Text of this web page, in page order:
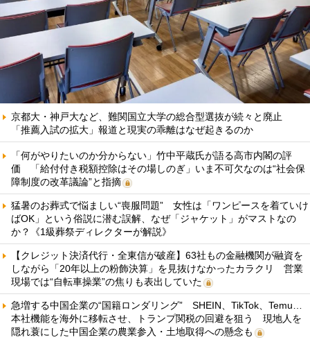
京都大・神戸大など、難関国立大学の総合型選抜が続々と廃止
「推薦入試の拡大」報道と現実の乖離はなぜ起きるのか
「何がやりたいのか分からない」竹中平蔵氏が語る高市内閣の評
価 「給付付き税額控除はその場しのぎ」いま不可欠なのは“社会保
障制度の改革議論”と指摘
猛暑のお葬式で悩ましい“喪服問題” 女性は「ワンピースを着ていけ
ばOK」という俗説に潜む誤解、なぜ「ジャケット」がマストなの
か？《1級葬祭ディレクターが解説》
【クレジット決済代行・全東信が破産】63社もの金融機関が融資を
しながら「20年以上の粉飾決算」を見抜けなかったカラクリ 営業
現場では“自転車操業”の焦りも表出していた
急増する中国企業の“国籍ロンダリング” SHEIN、TikTok、Temu…
本社機能を海外に移転させ、トランプ関税の回避を狙う 現地人を
隠れ蓑にした中国企業の農業参入・土地取得への懸念も